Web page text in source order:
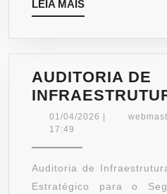
LEIA MAISLEIA
MAIS
AUDITORIA DE
01/04/2026 01/04/2026
17:49
Auditoria de
Estratégico para o